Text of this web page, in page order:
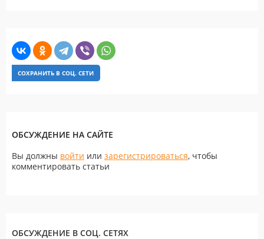
СОХРАНИТЬ В СОЦ. СЕТИ
ОБСУЖДЕНИЕ НА САЙТЕ
Вы должны войти или зарегистрироваться, чтобы
комментировать статьи
ОБСУЖДЕНИЕ В СОЦ. СЕТЯХ